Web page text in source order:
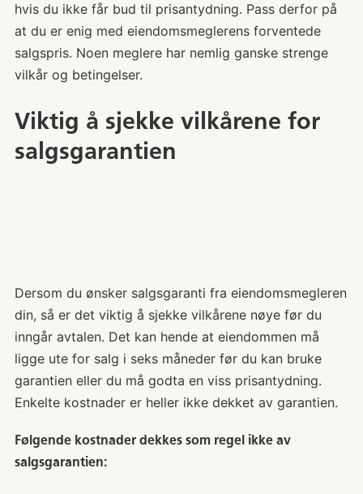
hvis du ikke får bud til prisantydning. Pass derfor på
at du er enig med eiendomsmeglerens forventede
salgspris. Noen meglere har nemlig ganske strenge
vilkår og betingelser.
Viktig å sjekke vilkårene for
salgsgarantien
Dersom du ønsker salgsgaranti fra eiendomsmegleren
din, så er det viktig å sjekke vilkårene nøye før du
inngår avtalen. Det kan hende at eiendommen må
ligge ute for salg i seks måneder før du kan bruke
garantien eller du må godta en viss prisantydning.
Enkelte kostnader er heller ikke dekket av garantien.
Følgende kostnader dekkes som regel ikke av
salgsgarantien: